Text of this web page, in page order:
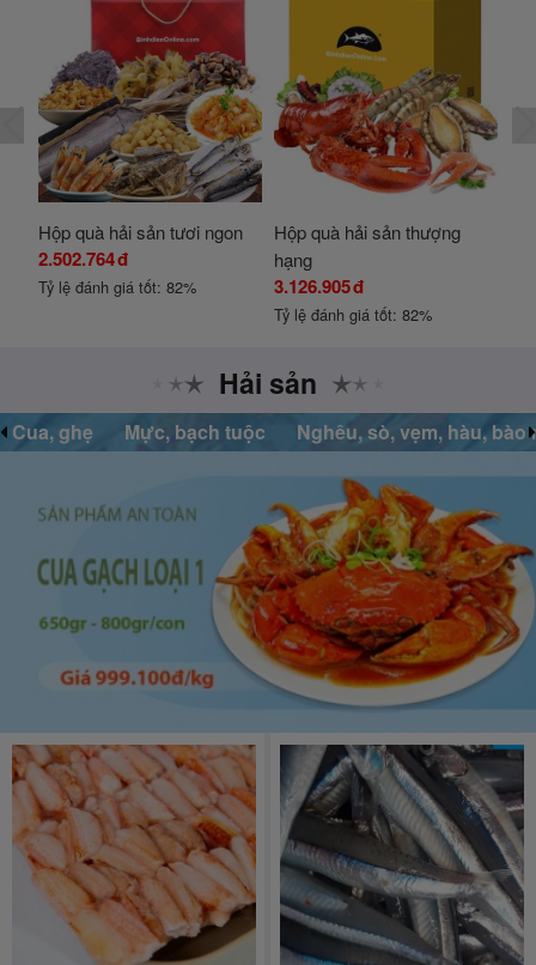
Hộp quà hải sản tươi ngon
2.502.764đ
Tỷ lệ đánh giá tốt: 82%
Hộp quà hải sản thượng
hạng
3.126.905đ
Tỷ lệ đánh giá tốt: 82%
Hải sản
Mực, bạch tuộc Nghêu, sò, vẹm, hàu, bào ngư